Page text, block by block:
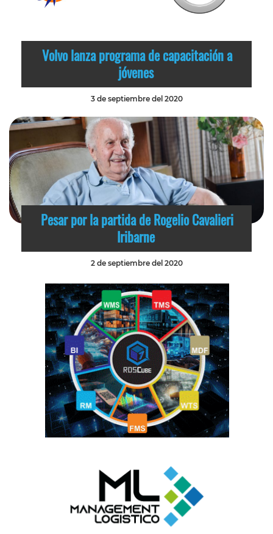
Volvo lanza programa de capacitación a
jóvenes
3 de septiembre del 2020
Pesar por la partida de Rogelio Cavalieri
Iribarne
2 de septiembre del 2020